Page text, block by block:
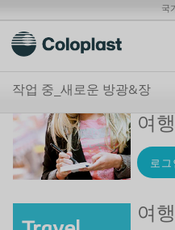
국
작업 중_새로운 방광&장
여
로그
여